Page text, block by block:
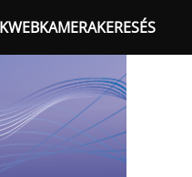
WEBKAMERAKERESÉS